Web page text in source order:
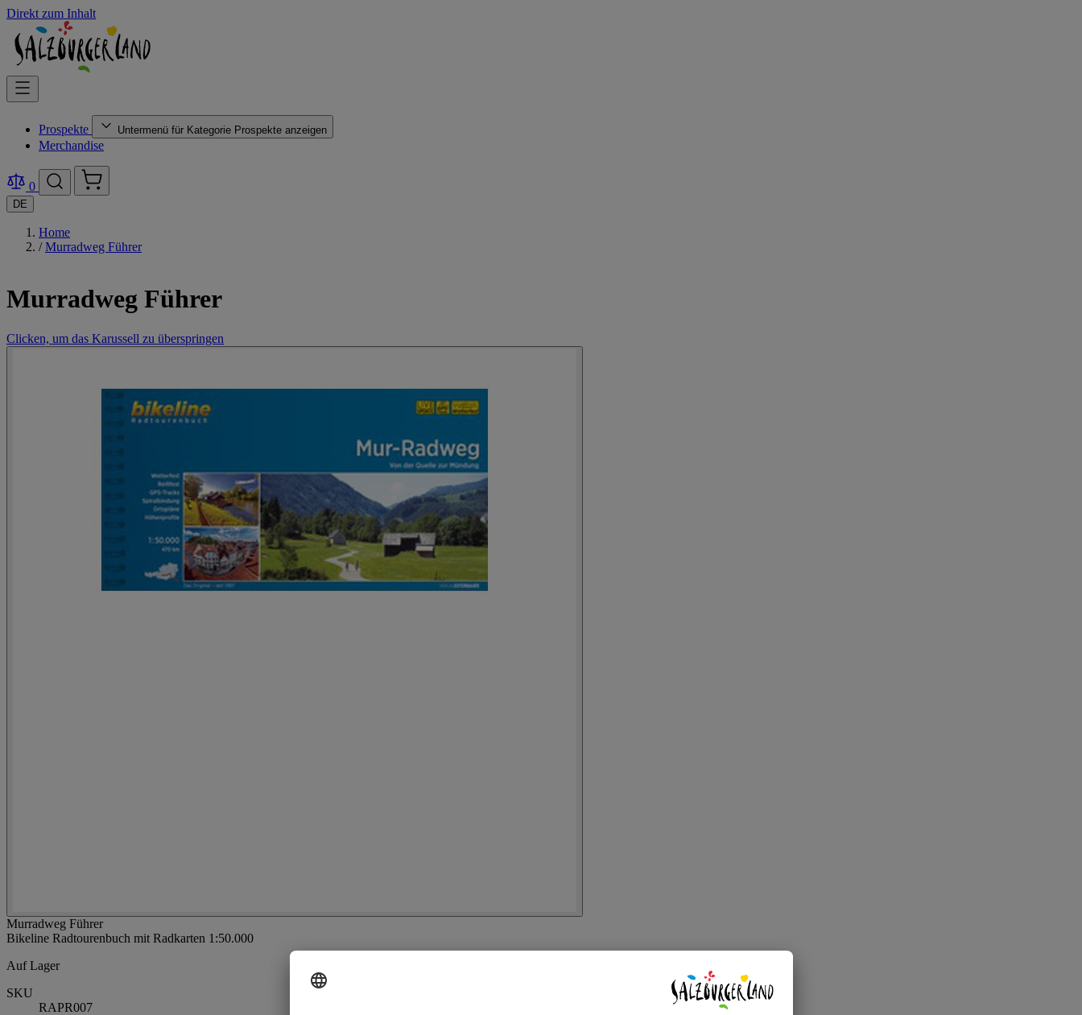
Direkt zum Inhalt
Prospekte Untermenü für Kategorie Prospekte anzeigen
Merchandise
0
DE
Home
/ Murradweg Führer
Murradweg Führer
Clicken, um das Karussell zu überspringen
Murradweg Führer
Bikeline Radtourenbuch mit Radkarten 1:50.000
Auf Lager
SKU
RAPR007